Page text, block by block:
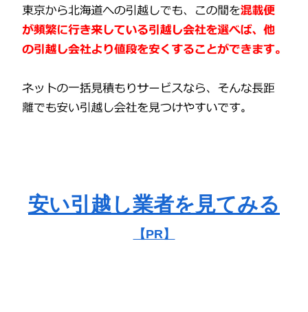
安い引越し業者を見てみる
【PR】